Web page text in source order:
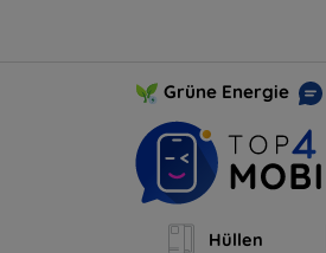
Grüne Energie
Hüllen